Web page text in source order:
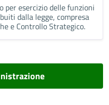
per esercizio delle funzioni
dalla legge, compresa
e Controllo Strategico.